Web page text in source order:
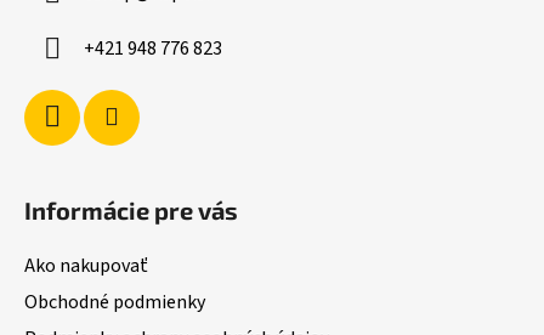
+421 948 776 823
Informácie pre vás
Ako nakupovať
Obchodné podmienky